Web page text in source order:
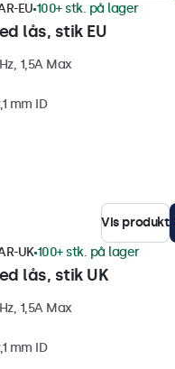
lås, stik EU
EU 100+ stk. på lager
1,5A Max
mm ID
Vis produkt
lås, stik UK
UK100+ stk. på lager
1,5A Max
mm ID